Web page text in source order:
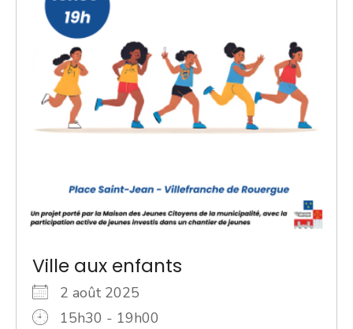
Ville aux enfants
2 août 2025
15h30 - 19h00